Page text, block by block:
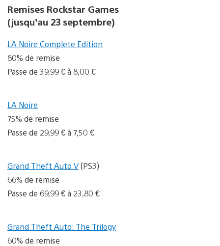
Remises Rockstar Games
(jusqu’au 23 septembre)
LA Noire Complete Edition
80% de remise
Passe de 39,99 € à 8,00 €
LA Noire
75% de remise
Passe de 29,99 € à 7,50 €
Grand Theft Auto V(PS3)
66% de remise
Passe de 69,99 € à 23,80 €
Grand Theft Auto: The Trilogy
60% de remise